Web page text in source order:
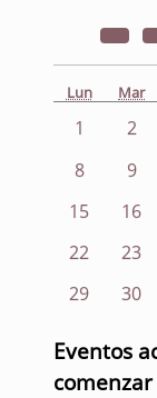
Lun Mar
1 2
8
9
15
16
22
23
29
30
Eventos
comenzar